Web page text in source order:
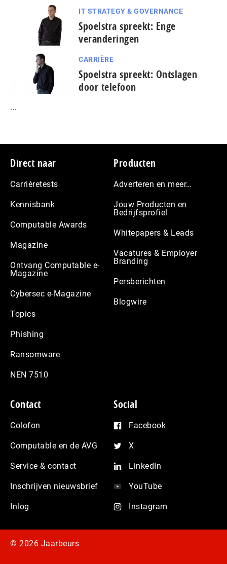
IT STRATEGY & GOVERNANCE
Spoelstra spreekt: Enge
veranderingen
CARRIÈRE
Spoelstra spreekt: Ontslagen
door telefoon
...
Footer
Direct naar
Carrièretests
Kennisbank
Computable Awards
Magazine
Ontvang Computable e-
Magazine
Cybersec e-Magazine
Topics
Phishing
Ransomware
NEN 7510
Producten
Adverteren en meer…
Jouw Producten en
Bedrijfsprofiel
Whitepapers & Leads
Vacatures & Employer
Branding
Persberichten
Blogwire
Contact
Colofon
Computable en de AVG
Service & contact
Inschrijven nieuwsbrief
Inlog
Social
Facebook
X
LinkedIn
YouTube
Instagram
© 2026 Jaarbeurs